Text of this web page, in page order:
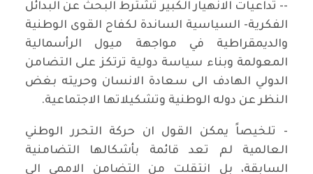
-- تداعيات الانهيار الكبير تشترط البحث عن البدائل
الفكرية- السياسية الساندة لكفاح القوى الوطنية
والديمقراطية في مواجهة ميول الرأسمالية
المعولمة وبناء سياسة دولية ترتكز على التضامن
الدولي الهادف الى سعادة الانسان وحريته بغض
النظر عن دوله الوطنية وتشكيلاتها الاجتماعية.
- تلخيصاً يمكن القول ان حركة التحرر الوطني
العالمية لم تعد قائمة بأشكالها التضامنية
السابقة، بل انتقلت من التضامن الاممي الى